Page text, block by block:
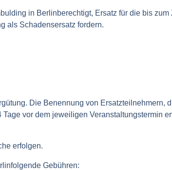
in Berlinberechtigt, Ersatz für die bis
als Schadensersatz fordern.
Die Benennung von Ersatzteilnehmern,
vor dem jeweiligen Veranstaltungstermin
erfolgen.
Gebühren: